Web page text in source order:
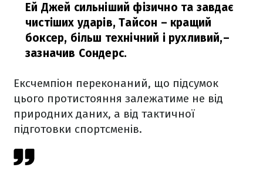
Ей Джей сильніший фізично та завдає
чистіших ударів, Тайсон – кращий
боксер, більш технічний і рухливий,–
зазначив Сондерс.
Ексчемпіон переконаний, що підсумок
цього протистояння залежатиме не від
природних даних, а від тактичної
підготовки спортсменів.